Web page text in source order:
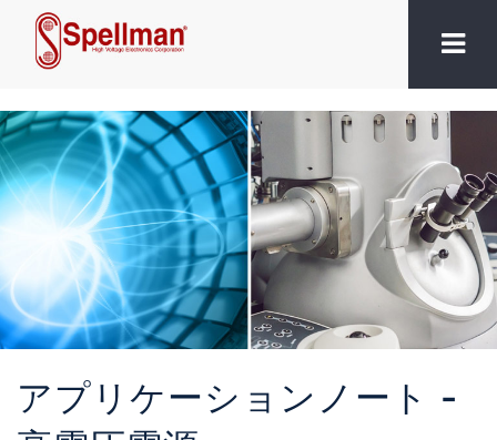
アプリケーションノート -